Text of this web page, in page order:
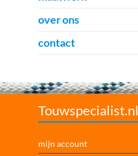
over ons
contact
Touwspecialist.nl
mijn account